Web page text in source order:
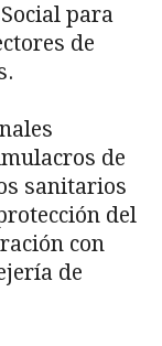
para
de
de
sanitarios
del
con
de